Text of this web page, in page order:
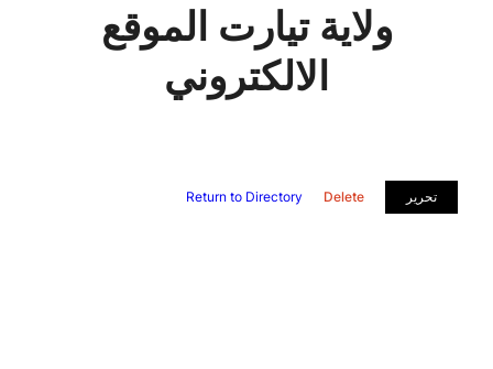
ولاية تيارت الموقع
الالكتروني
تحرير Delete
Return to Directory